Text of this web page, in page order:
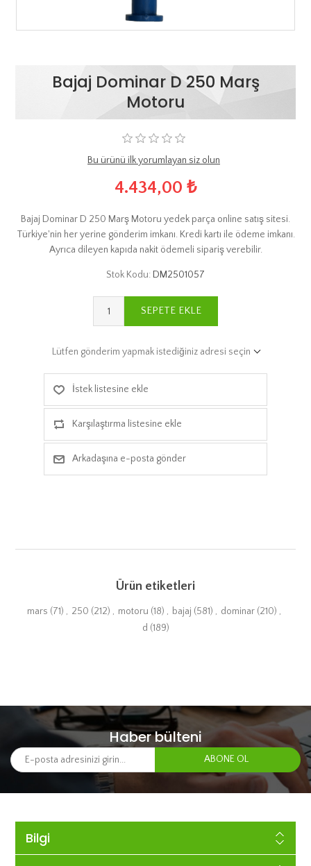
Bajaj Dominar D 250 Marş
Motoru
Bu ürünü ilk yorumlayan siz olun
4.434,00 ₺
Bajaj Dominar D 250 Marş Motoru yedek parça online satış sitesi.
Türkiye'nin her yerine gönderim imkanı. Kredi kartı ile ödeme imkanı.
Ayrıca dileyen kapıda nakit ödemeli sipariş verebilir.
Stok Kodu: DM2501057
SEPETE EKLE
Lütfen gönderim yapmak istediğiniz adresi seçin
İstek listesine ekle
Karşılaştırma listesine ekle
Arkadaşına e-posta gönder
Ürün etiketleri
mars (71) , 250 (212) , motoru (18) , bajaj (581) , dominar (210) ,
d (189)
Haber bülteni
Bilgi